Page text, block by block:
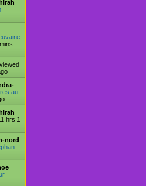
viewed
au
hrs 1
nord